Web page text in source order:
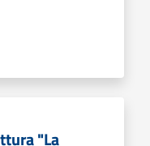
"La